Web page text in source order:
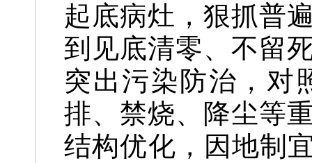
起底病灶，狠抓普
到见底清零、不留
突出污染防治，对
排、禁烧、降尘等
结构优化，因地制